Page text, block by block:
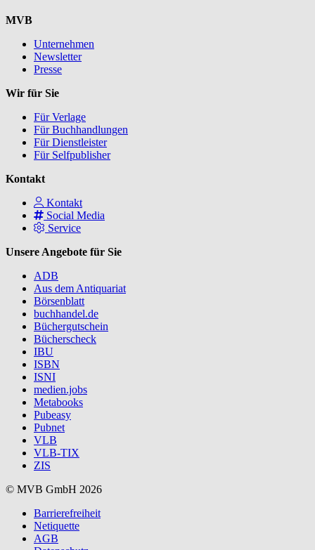
MVB
Unternehmen
Newsletter
Presse
Wir für Sie
Für Verlage
Für Buchhandlungen
Für Dienstleister
Für Selfpublisher
Kontakt
Kontakt
Social Media
Service
Unsere Angebote für Sie
ADB
Aus dem Antiquariat
Börsenblatt
buchhandel.de
Büchergutschein
Bücherscheck
IBU
ISBN
ISNI
medien.jobs
Metabooks
Pubeasy
Pubnet
VLB
VLB-TIX
ZIS
© MVB GmbH 2026
Barrierefreiheit
Netiquette
AGB